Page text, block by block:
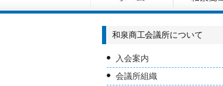
和泉商工会議所について
入会案内
会議所組織